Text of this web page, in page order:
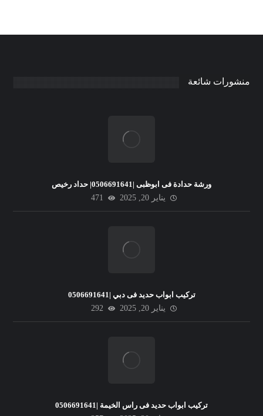
منشورات شائعة
ورشة حدادة فى ابوظبى |0506691641| حداد رخيص
يناير 20, 2025
471
تركيب ابواب حديد فى دبي |0506691641
يناير 20, 2025
292
تركيب ابواب حديد فى راس الخيمة |0506691641